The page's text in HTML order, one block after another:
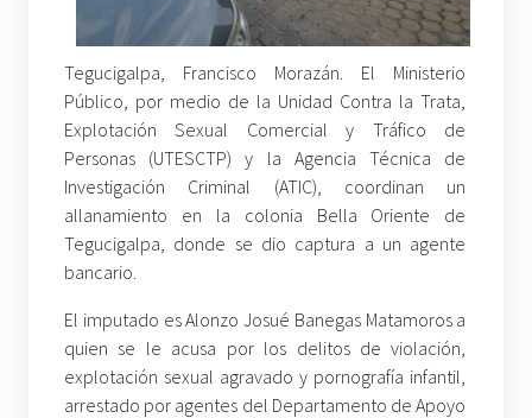
Tegucigalpa, Francisco Morazán. El Ministerio
Público, por medio de la Unidad Contra la Trata,
Explotación Sexual Comercial y Tráfico de
Personas (UTESCTP) y la Agencia Técnica de
Investigación Criminal (ATIC), coordinan un
allanamiento en la colonia Bella Oriente de
Tegucigalpa, donde se dio captura a un agente
bancario.
El imputado es Alonzo Josué Banegas Matamoros a
quien se le acusa por los delitos de violación,
explotación sexual agravado y pornografía infantil,
arrestado por agentes del Departamento de Apoyo